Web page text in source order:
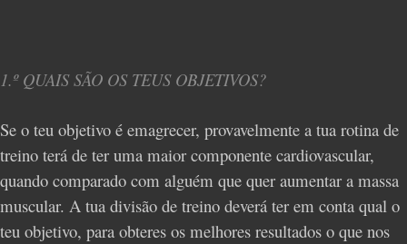
1.º QUAIS SÃO OS TEUS OBJETIVOS?
Se o teu objetivo é emagrecer, provavelmente a tua rotina de
treino terá de ter uma maior componente cardiovascular,
quando comparado com alguém que quer aumentar a massa
muscular. A tua divisão de treino deverá ter em conta qual o
teu objetivo, para obteres os melhores resultados o que nos